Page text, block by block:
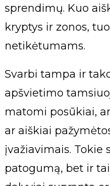
sprendimų. Kuo
kryptys ir zonos,
netikėtumams.
Svarbi tampa ir
apšvietimo
matomi posūkiai,
ar aiškiai
įvažiavimais.
patogumą, bet ir